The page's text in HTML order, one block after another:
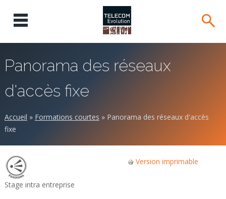
Panorama des réseaux
d'accès fixe
Accueil » Formations courtes » Panorama des réseaux d'accès
fixe
Version imprimable
Stage intra entreprise